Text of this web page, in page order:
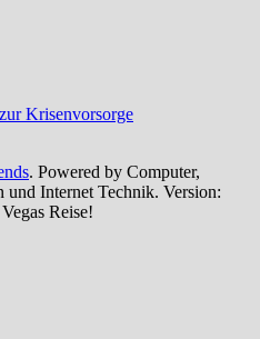
Krisenvorsorge
. Powered by Computer,
und Internet Technik. Version:
Reise!